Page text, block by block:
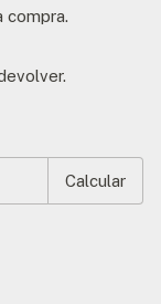
compra.
Calcular